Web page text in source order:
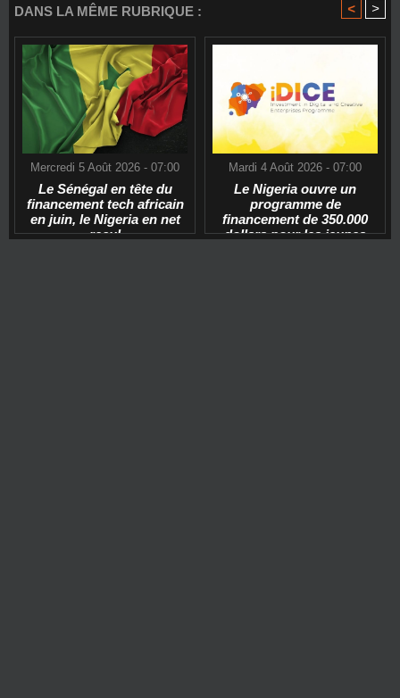
DANS LA MÊME RUBRIQUE : < >
Mercredi 5 Août 2026 - 07:00
Le Sénégal en tête du
financement tech africain
en juin, le Nigeria en net
recul
Mardi 4 Août 2026 - 07:00
Le Nigeria ouvre un
programme de
financement de 350.000
dollars pour les jeunes